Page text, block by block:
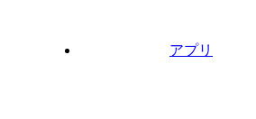
アプリ